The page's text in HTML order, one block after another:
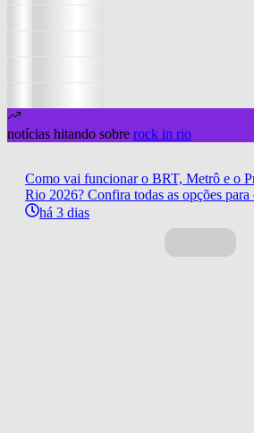
notícias hitando sobre rock in rio
Como vai funcionar o BRT, Metrô e o
Rio 2026? Confira todas as opções
há 3 dias